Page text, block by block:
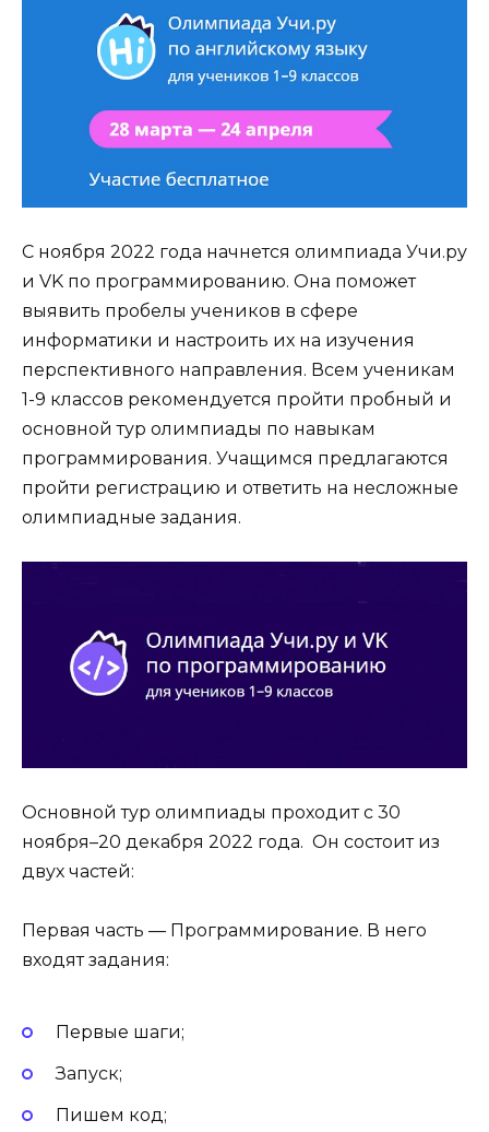
С ноября 2022 года начнется олимпиада Учи.ру
и VK по программированию. Она поможет
выявить пробелы учеников в сфере
информатики и настроить их на изучения
перспективного направления. Всем ученикам
1-9 классов рекомендуется пройти пробный и
основной тур олимпиады по навыкам
программирования. Учащимся предлагаются
пройти регистрацию и ответить на несложные
олимпиадные задания.
Основной тур олимпиады проходит с 30
ноября–20 декабря 2022 года. Он состоит из
двух частей:
Первая часть — Программирование. В него
входят задания:
Первые шаги;
Запуск;
Пишем код;